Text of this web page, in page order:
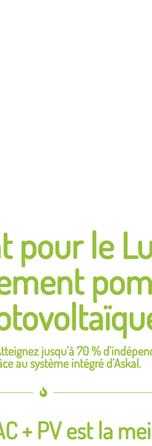
pour le
jusqu’à 70 %
au système intégré d’Askal.
+ PV est la